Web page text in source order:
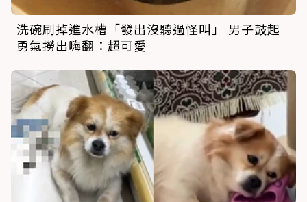
洗碗刷掉進水槽「發出沒聽過怪叫」 男子鼓起
勇氣撈出嗨翻：超可愛